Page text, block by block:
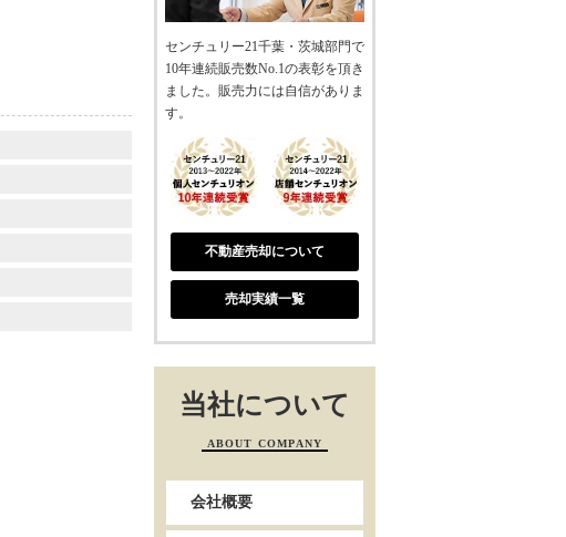
センチュリー21千葉・茨城部門で
10年連続販売数No.1の表彰を頂き
ました。販売力には自信がありま
す。
不動産売却について
売却実績一覧
当社について
ABOUT COMPANY
会社概要